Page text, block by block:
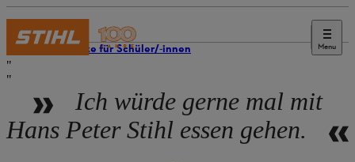
Menu
Einblicke für Schüler/-innen
Ich würde gerne mal mit
Hans Peter Stihl essen gehen.